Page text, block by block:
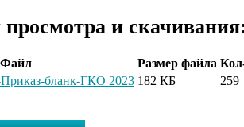
и
Файл Размер файла
бланк-ГКО 2023 182 КБ 259